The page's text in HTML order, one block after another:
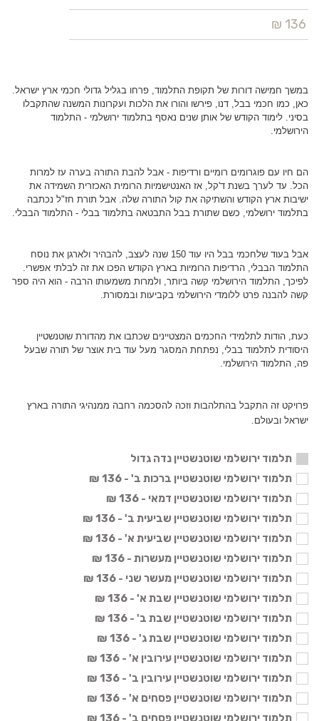
136 ₪
במשך חמישה דורות של תקופת התלמוד, פרחו בגליל גדולי חכמי ארץ ישראל.
כאן, כמו חכמי בבל, דנו, פירשו והורו את הלכות ועקרונות המשנה שהתקבלו
בסיני. לימוד הקודש של אותן שנים נאסף בתלמוד ירושלמי - התלמוד
הירושלמי.
הם חיו עם פוגרומים רומיים ורדיפות - אבל להבת התורה בערה עז למרות
הכל. עד לערך בשנת ד'קל, אז האנטישמיות הרומית האכזרית השמידה את
ישיבות ארץ הקודש והשתיקה את קול התורה שלה. אבל תורת חז"ל נכתבה
בתלמוד ירושלמי, כשם שתורת בבל התבטאה בתלמוד בבלי - התלמוד הבבלי.
אבל בעוד שלחכמי בבל היו עוד 150 שנה לעצב, להבהיר ולארגן את נוסח
התלמוד הבבלי, הרדיפות הרומיות בארץ הקודש הפכו את זה לבלתי אפשרי.
לפיכך, התלמוד הירושלמי קשה ביותר, ולמרות משמעותו הרבה - הוא היה ספר
קשה להבנה פרט ללומדי הירושלמי בקביעות ובמסורת.
כעת, הודות לתלמידי החכמים המצטיינים שכתבו את מהדורת שוטנשטיין
היסודית לתלמוד בבלי, נפתחת המסגר מעל עוד בית אוצר של תורה שבעל
פה, התלמוד הירושלמי.
פרויקט זה התקבל בהתלהבות וזכה להסכמה רחבה ממנהיגי התורה בארץ
ישראל ובעולם.
תלמוד ירושלמי שוטנשטיין נדה גדול
תלמוד ירושלמי שוטנשטיין ברכות ב' - 136 ₪
תלמוד ירושלמי שוטנשטיין דמאי - 136 ₪
תלמוד ירושלמי שוטנשטיין שביעית ב' - 136 ₪
תלמוד ירושלמי שוטנשטיין שביעית א' - 136 ₪
תלמוד ירושלמי שוטנשטיין מעשרות - 136 ₪
תלמוד ירושלמי שוטנשטיין מעשר שני - 136 ₪
תלמוד ירושלמי שוטנשטיין שבת א' - 136 ₪
תלמוד ירושלמי שוטנשטיין שבת ב' - 136 ₪
תלמוד ירושלמי שוטנשטיין שבת ג' - 136 ₪
תלמוד ירושלמי שוטנשטיין עירובין א' - 136 ₪
תלמוד ירושלמי שוטנשטיין עירובין ב' - 136 ₪
תלמוד ירושלמי שוטנשטיין פסחים א' - 136 ₪
תלמוד ירושלמי שוטנשטיין פסחים ב' - 136 ₪